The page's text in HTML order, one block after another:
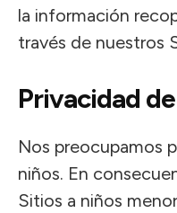
la información
través de nuestros
Privacidad
Nos preocupamos
niños. En
Sitios a niños